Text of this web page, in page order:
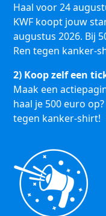
Haal voor 24
KWF koopt jouw
augustus 2026. Bij
Ren tegen kanker-
2) Koop zelf een
Maak een
haal je 500 euro
tegen kanker-shirt!